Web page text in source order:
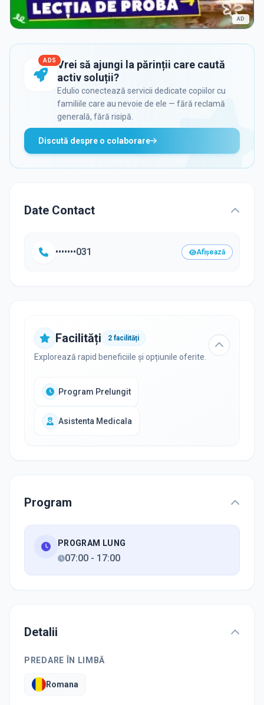
AD
ADS Vrei să ajungi la părinții care caută
activ soluții?
Edulio conectează servicii dedicate copiilor cu
familiile care au nevoie de ele — fără reclamă
generală, fără risipă.
Discută despre o colaborare
Date Contact
•••••••031 Afișează
Facilități 2 facilități
Explorează rapid beneficiile și opțiunile oferite.
Program Prelungit
Asistenta Medicala
Program
PROGRAM LUNG
07:00 - 17:00
Detalii
PREDARE ÎN LIMBĂ
Romana